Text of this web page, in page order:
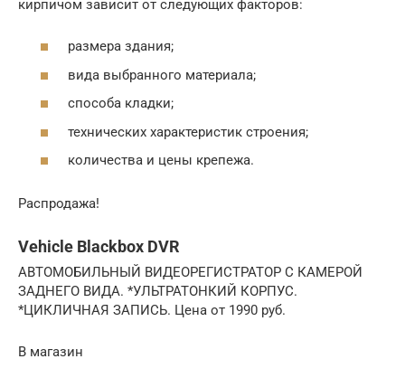
кирпичом зависит от следующих факторов:
размера здания;
вида выбранного материала;
способа кладки;
технических характеристик строения;
количества и цены крепежа.
Распродажа!
Vehicle Blackbox DVR
АВТОМОБИЛЬНЫЙ ВИДЕОРЕГИСТРАТОР С КАМЕРОЙ
ЗАДНЕГО ВИДА. *УЛЬТРАТОНКИЙ КОРПУС.
*ЦИКЛИЧНАЯ ЗАПИСЬ. Цена от 1990 руб.
В магазин